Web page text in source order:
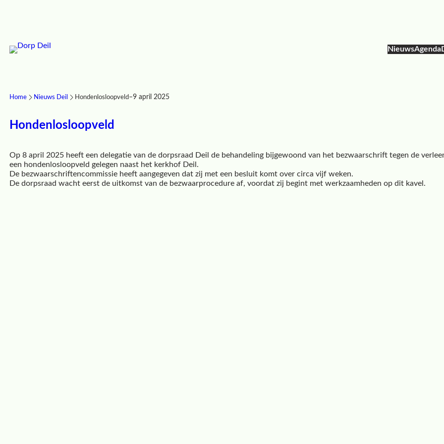
NieuwsAgenda
Home Nieuws Deil Hondenlosloopveld–9 april 2025
Hondenlosloopveld
Op 8 april 2025 heeft een delegatie van de dorpsraad Deil de behandeling bijgewoond van het bezwaarschrift tegen de
een hondenlosloopveld gelegen naast het kerkhof Deil.
De bezwaarschriftencommissie heeft aangegeven dat zij met een besluit komt over circa vijf weken.
De dorpsraad wacht eerst de uitkomst van de bezwaarprocedure af, voordat zij begint met werkzaamheden op dit kavel.